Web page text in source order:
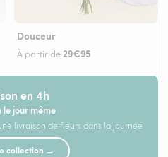
Douceur
À partir de29€95
en 4h
le jour même
livraison de fleurs dans la journée
collection →